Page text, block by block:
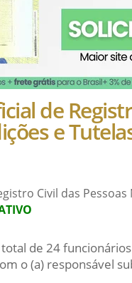
de
e
Civil das
de 24
o (a) responsável